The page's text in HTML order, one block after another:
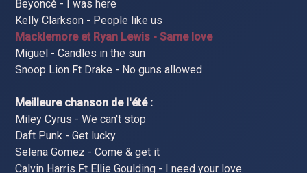
Beyoncé - I was here
Kelly Clarkson - People like us
Macklemore et Ryan Lewis - Same love
Miguel - Candles in the sun
Snoop Lion Ft Drake - No guns allowed
Meilleure chanson de l'été :
Miley Cyrus - We can't stop
Daft Punk - Get lucky
Selena Gomez - Come & get it
Calvin Harris Ft Ellie Goulding - I need your love